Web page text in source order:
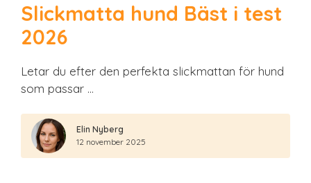
Slickmatta hund Bäst i test
2026
Letar du efter den perfekta slickmattan för hund
som passar …
Elin Nyberg
12 november 2025